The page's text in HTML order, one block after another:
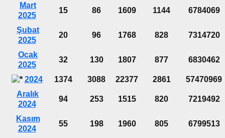
Mart
2025
15 86 1609 1144 6784069
Şubat
2025
20 96 1768 828 7314720
Ocak
2025
32 130 1807 877 6830462
2024 1374 3088 22377 2861
57470969
Aralık
2024
94 253 1515 820 7219492
Kasım
2024
55 198 1960 805 6799513